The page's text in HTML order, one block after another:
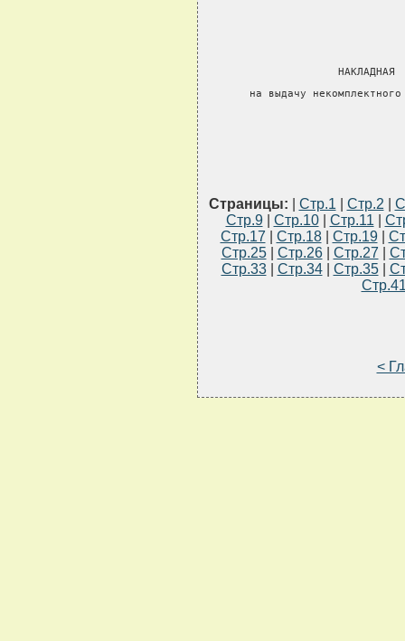
НАКЛАДНАЯ
на выдачу
Страницы: Стр.1 Стр.2
Стр.9| Стр.10| Стр.11
Стр.17
Стр.18| Стр.19|
Стр.25| Стр.26| Стр.27
Стр.33| Стр.34| Стр.35|
<